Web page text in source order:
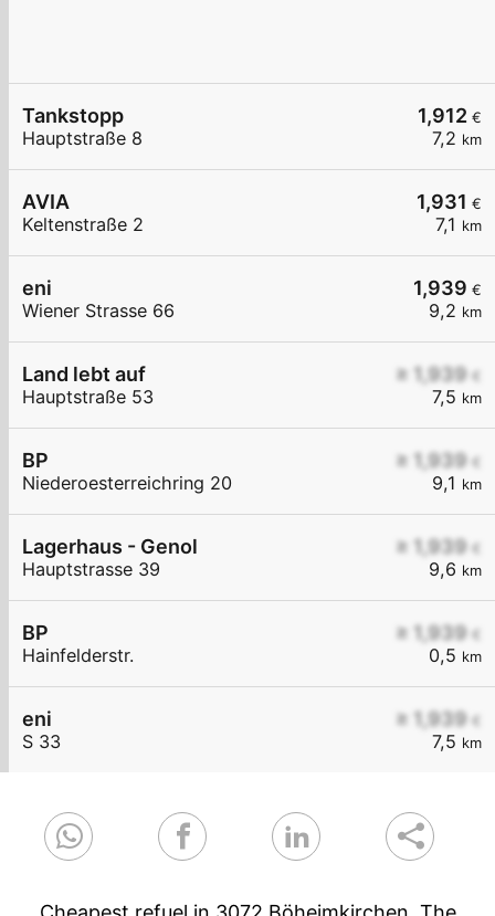
1,912 €
7,2 km
Tankstopp
Hauptstraße 8
1,931 €
7,1 km
AVIA
Keltenstraße 2
1,939 €
9,2 km
eni
Wiener Strasse 66
≥ 1,939 €
7,5 km
Land lebt auf
Hauptstraße 53
≥ 1,939 €
9,1 km
BP
Niederoesterreichring 20
≥ 1,939 €
9,6 km
Lagerhaus - Genol
Hauptstrasse 39
≥ 1,939 €
0,5 km
BP
Hainfelderstr.
≥ 1,939 €
7,5 km
eni
S 33